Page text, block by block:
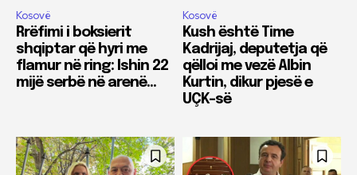
Kosovë
Rrëfimi i boksierit
shqiptar që hyri me
flamur në ring: Ishin 22
mijë serbë në arenë…
Kosovë
Kush është Time
Kadrijaj, deputetja që
qëlloi me vezë Albin
Kurtin, dikur pjesë e
UÇK-së